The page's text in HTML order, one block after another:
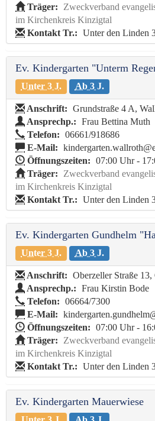
Träger: Zweckverband
im Kirchenkreis Kinzigtal
Kontakt Tr.: Unter den Linden
Ev. Kindergarten "Unterm
Unter 3 J. Ab 3 J.
Anschrift: Grundstraße 4 A,
Ansprechp.: Frau Bettina Muth
Telefon: 06661/918686
E-Mail:
Öffnungszeiten: 07:00 Uhr -
Träger: Zweckverband
im Kirchenkreis Kinzigtal
Kontakt Tr.: Unter den Linden
Ev. Kindergarten Gundhelm
Unter 3 J. Ab 3 J.
Anschrift: Oberzeller Straße
Ansprechp.: Frau Kirstin Bode
Telefon: 06664/7300
E-Mail:
Öffnungszeiten: 07:00 Uhr -
Träger: Zweckverband
im Kirchenkreis Kinzigtal
Kontakt Tr.: Unter den Linden
Ev. Kindergarten Mauerwiese